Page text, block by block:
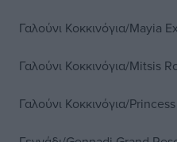
Γαλούνι Κοκκινόγια/Mayia
Γαλούνι Κοκκινόγια/Mitsis
Γαλούνι Κοκκινόγια/